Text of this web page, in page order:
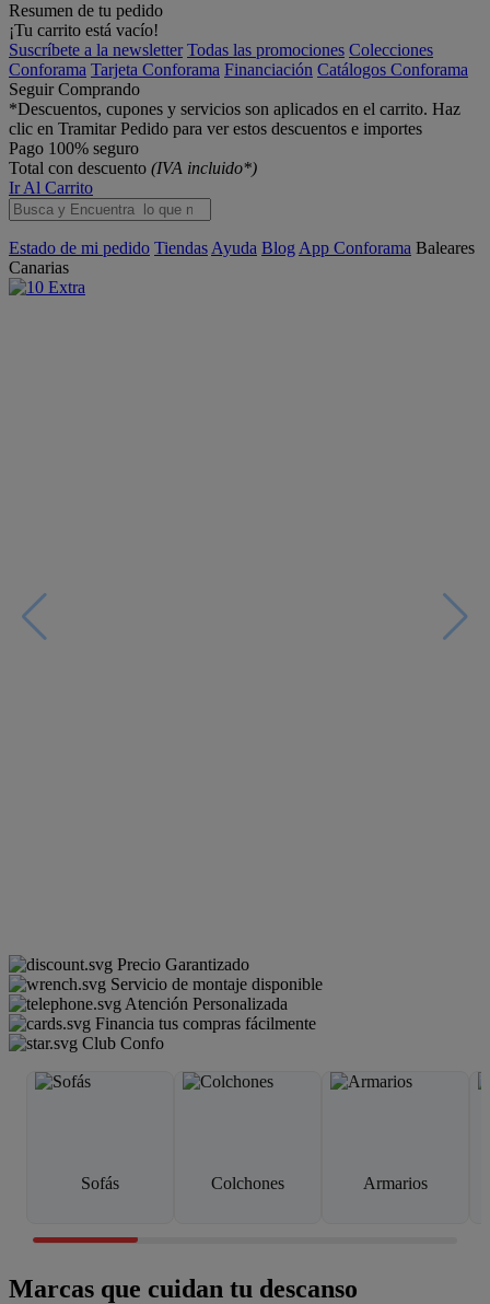
Resumen de tu pedido
¡Tu carrito está vacío!
Suscríbete a la newsletter Todas las promociones Colecciones
Conforama Tarjeta Conforama Financiación Catálogos Conforama
Seguir Comprando
*Descuentos, cupones y servicios son aplicados en el carrito. Haz
clic en Tramitar Pedido para ver estos descuentos e importes
Pago 100% seguro
Total con descuento (IVA incluido*)
Ir Al Carrito
Estado de mi pedido Tiendas Ayuda Blog App Conforama Baleares
Canarias
Precio Garantizado
Servicio de montaje disponible
Atención Personalizada
Financia tus compras fácilmente
Club Confo
Sofás Colchones Armarios
Marcas que cuidan tu descanso